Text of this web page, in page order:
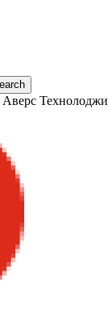
Аверс Технолоджи